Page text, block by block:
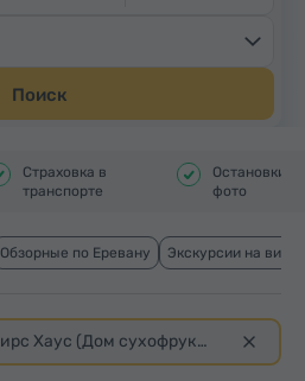
Поиск
Страховка в
транспорте
Остановки
фото
Обзорные по Еревану Экскурсии на
Чирс Хаус (Дом сухофруктов)